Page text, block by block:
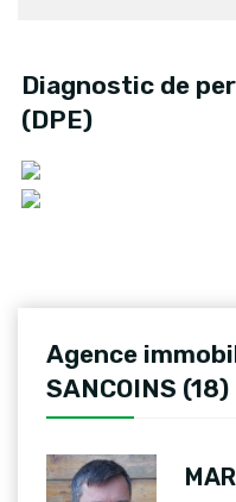
Diagnostic de
(DPE)
Agence
SANCOINS (18)